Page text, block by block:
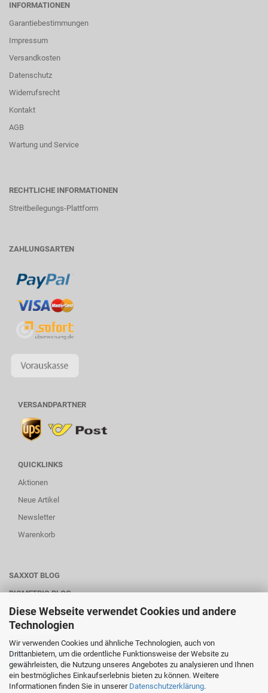
Diese Webseite verwendet Cookies und andere
Technologien
Wir verwenden Cookies und ähnliche Technologien, auch von
Drittanbietern, um die ordentliche Funktionsweise der Website zu
gewährleisten, die Nutzung unseres Angebotes zu analysieren und Ihnen
ein bestmögliches Einkaufserlebnis bieten zu können. Weitere
Informationen finden Sie in unserer Datenschutzerklärung.
INFORMATIONEN
Garantiebestimmungen
Impressum
Versandkosten
Datenschutz
Widerrufsrecht
Kontakt
AGB
Wartung und Service
RECHTLICHE INFORMATIONEN
Streitbeilegungs-Plattform
ZAHLUNGSARTEN
VERSANDPARTNER
QUICKLINKS
Aktionen
Neue Artikel
Newsletter
Warenkorb
SAXXOT BLOG
BIOMETRIC BLOG
WARTUNG-SERVICE
SOCIALMEDIA
________________________